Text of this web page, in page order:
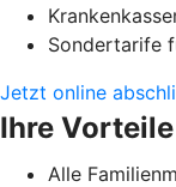
Sondertarife
Jetzt online
Ihre
Alle